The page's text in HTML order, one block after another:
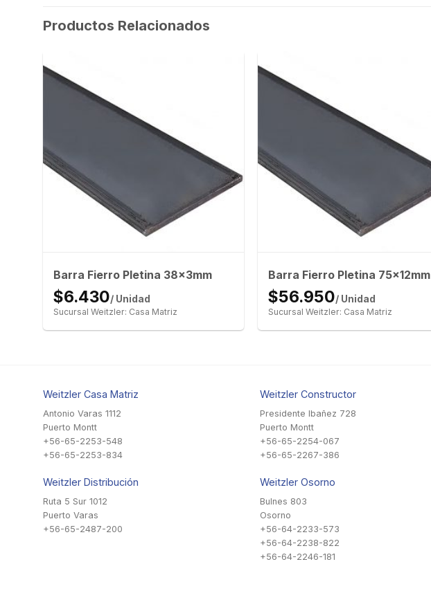
Productos Relacionados
Barra Fierro Pletina 38x3mm
$6.430/ Unidad
Sucursal Weitzler: Casa Matriz
Barra Fierro Pletina 75x12mm
$56.950/ Unidad
Sucursal Weitzler: Casa Matriz
Weitzler Casa Matriz
Antonio Varas 1112
Puerto Montt
+56-65-2253-548
+56-65-2253-834
Weitzler Distribución
Ruta 5 Sur 1012
Puerto Varas
+56-65-2487-200
Weitzler Constructor
Presidente Ibañez 728
Puerto Montt
+56-65-2254-067
+56-65-2267-386
Weitzler Osorno
Bulnes 803
Osorno
+56-64-2233-573
+56-64-2238-822
+56-64-2246-181